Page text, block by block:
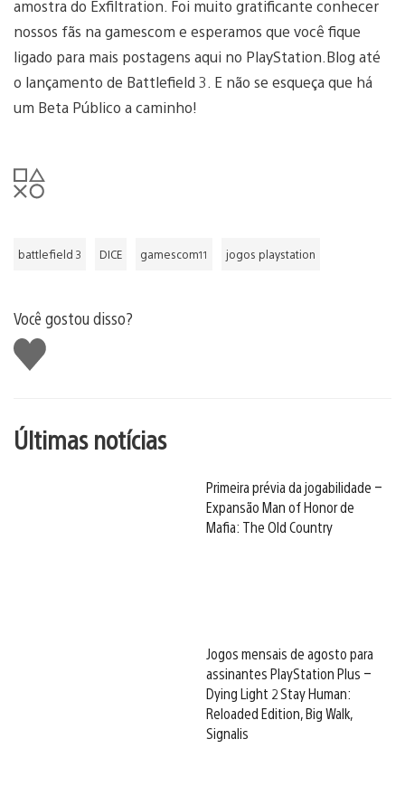
amostra do Exfiltration. Foi muito gratificante conhecer
nossos fãs na gamescom e esperamos que você fique
ligado para mais postagens aqui no PlayStation.Blog até
o lançamento de Battlefield 3. E não se esqueça que há
um Beta Público a caminho!
battlefield 3 DICE gamescom11 jogos playstation
Você gostou disso?
Curtir
Últimas notícias
Primeira prévia da jogabilidade –
Expansão Man of Honor de
Mafia: The Old Country
Jogos mensais de agosto para
assinantes PlayStation Plus –
Dying Light 2 Stay Human:
Reloaded Edition, Big Walk,
Signalis